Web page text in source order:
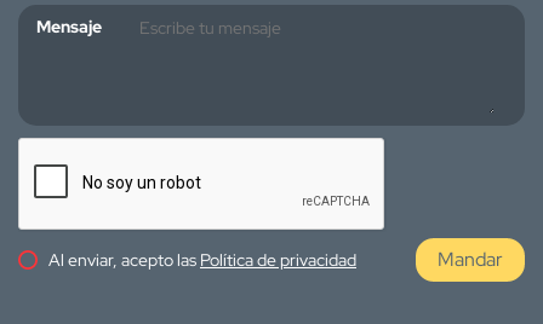
Mensaje
Al enviar, acepto las Política de privacidad Mandar